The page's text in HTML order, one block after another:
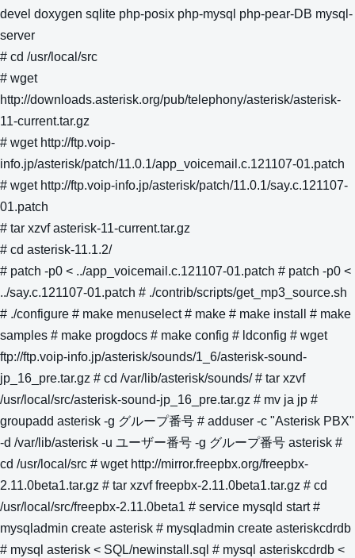
devel doxygen sqlite php-posix php-mysql php-pear-DB mysql-
server
# cd /usr/local/src
# wget
http://downloads.asterisk.org/pub/telephony/asterisk/asterisk-
11-current.tar.gz
# wget http://ftp.voip-
info.jp/asterisk/patch/11.0.1/app_voicemail.c.121107-01.patch
# wget http://ftp.voip-info.jp/asterisk/patch/11.0.1/say.c.121107-
01.patch
# tar xzvf asterisk-11-current.tar.gz
# cd asterisk-11.1.2/
# patch -p0 < ../app_voicemail.c.121107-01.patch # patch -p0 <
../say.c.121107-01.patch # ./contrib/scripts/get_mp3_source.sh
# ./configure # make menuselect # make # make install # make
samples # make progdocs # make config # ldconfig # wget
ftp://ftp.voip-info.jp/asterisk/sounds/1_6/asterisk-sound-
jp_16_pre.tar.gz # cd /var/lib/asterisk/sounds/ # tar xzvf
/usr/local/src/asterisk-sound-jp_16_pre.tar.gz # mv ja jp #
groupadd asterisk -g グループ番号 # adduser -c "Asterisk PBX"
-d /var/lib/asterisk -u ユーザー番号 -g グループ番号 asterisk #
cd /usr/local/src # wget http://mirror.freepbx.org/freepbx-
2.11.0beta1.tar.gz # tar xzvf freepbx-2.11.0beta1.tar.gz # cd
/usr/local/src/freepbx-2.11.0beta1 # service mysqld start #
mysqladmin create asterisk # mysqladmin create asteriskcdrdb
# mysql asterisk < SQL/newinstall.sql # mysql asteriskcdrdb <